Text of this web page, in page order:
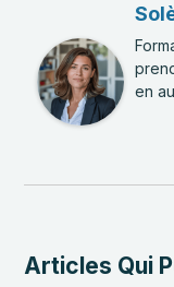
en
Articles Qui